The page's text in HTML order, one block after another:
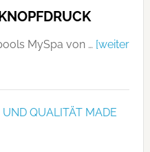
MySpa von … [weiter